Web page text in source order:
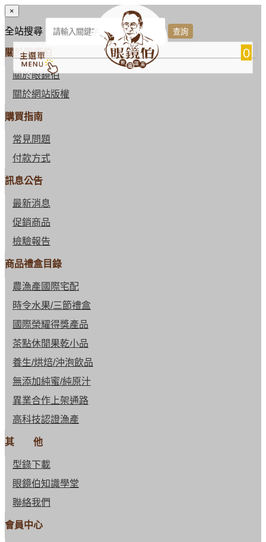
0
×
全站搜尋
關於眼鏡伯
關於眼鏡伯
關於網站版權
購買指南
常見問題
付款方式
訊息公告
最新消息
促銷商品
檢驗報告
商品禮盒目錄
農漁產國際宅配
時令水果/三節禮盒
國際榮耀得獎產品
茶點休閒果乾小品
養生/烘焙/沖泡飲品
無添加純蜜/純原汁
異業合作上架通路
高科技認證漁產
其 他
型錄下載
眼鏡伯知識學堂
聯絡我們
會員中心